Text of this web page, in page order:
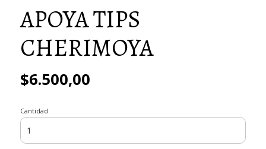
APOYA TIPS
CHERIMOYA
$6.500,00
Cantidad